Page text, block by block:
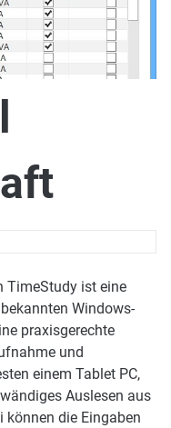
TimeStudy ist eine
Windows-
praxisgerechte
und
einem Tablet PC,
Auslesen aus
die Eingaben